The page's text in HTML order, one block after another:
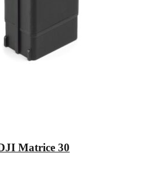
Matrice 30